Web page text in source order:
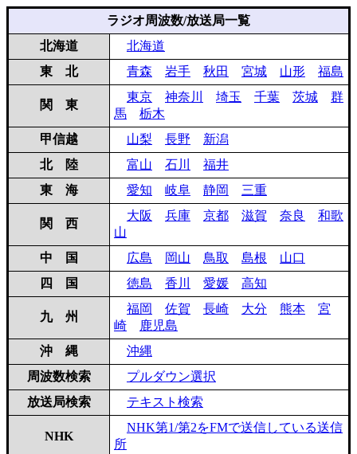
ラジオ周波数/放送局一覧
北海道
北海道
東 北
青森 岩手 秋田 宮城 山形 福島
関 東
東京 神奈川 埼玉 千葉 茨城
群
馬
栃木
甲信越
山梨 長野
新潟
北 陸
富山 石川
福井
東 海
愛知 岐阜 静岡 三重
関 西
大阪 兵庫 京都 滋賀 奈良
和歌
山
中 国
広島 岡山 鳥取 島根
山口
四 国
徳島 香川 愛媛 高知
九 州
福岡 佐賀 長崎 大分 熊本
宮
崎
鹿児島
沖 縄
沖縄
周波数検索
プルダウン選択
放送局検索
テキスト検索
NHK
NHK第1/第2をFMで送信している送信
所